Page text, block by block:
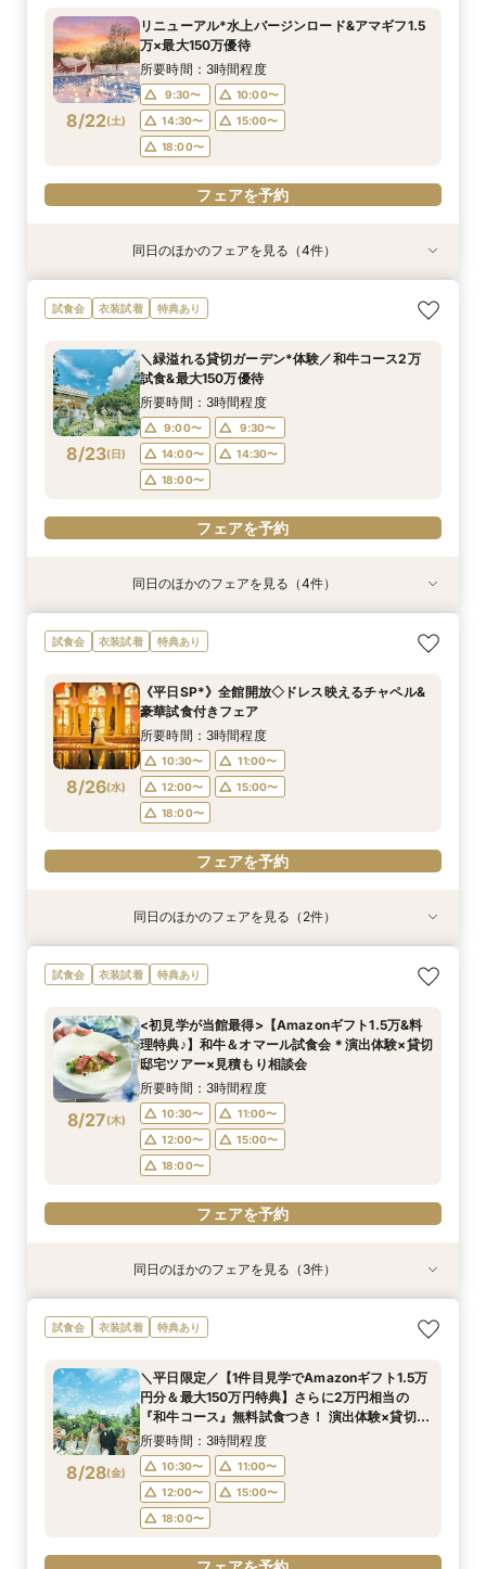
8/21(金)
10:30〜
11:00〜
12:00〜
15:00〜
18:00〜
フェアを予約
8/21(金)
10:30〜
11:00〜
12:00〜
15:00〜
18:00〜
フェアを予約
8/21(金)
10:30〜
11:00〜
15:00〜
16:00〜
フェアを予約
8/22(土)
リニューアル*水上バージンロード&アマギフ1.5
万×最大150万優待
所要時間：3時間程度
9:30〜
10:00〜
14:30〜
15:00〜
18:00〜
フェアを予約
特典あり 動画あり
8/22(土)
【マイナビBIG限定フェア】《初見学におすすめ
◎》イメージが膨らむ*花嫁ALL体験&絶品試食
9:30〜
10:00〜
14:30〜
15:00〜
18:00〜
フェアを予約
特典あり
8/22(土)
【料理重視の方へ◎】和牛&オマール試食*料理
特典付*2.5h相談会
9:30〜
10:00〜
14:30〜
15:00〜
フェアを予約
特典あり
8/22(土)
ご予算重視の方へ◆シンプル婚＆パパママ婚◆お
見積徹底サポート
9:00〜
9:30〜
14:00〜
14:30〜
フェアを予約
特典あり
8/22(土)
【10～30名*少人数検討の方へ】貸切邸宅で叶え
るアットホームW×豪華試食
9:00〜
9:30〜
14:00〜
14:30〜
18:00〜
フェアを予約
同日のほかのフェアを見る（4件）
試食会 衣装試着 特典あり
8/23(日)
＼緑溢れる貸切ガーデン*体験／和牛コース2万
試食&最大150万優待
所要時間：3時間程度
9:00〜
9:30〜
14:00〜
14:30〜
18:00〜
フェアを予約
特典あり
8/23(日)
ご予算重視の方へ◆シンプル婚＆パパママ婚◆お
見積徹底サポート
9:00〜
9:30〜
14:00〜
14:30〜
フェアを予約
特典あり
8/23(日)
【10～30名*少人数検討の方へ】貸切邸宅で叶え
るアットホームW×豪華試食
9:00〜
9:30〜
14:00〜
14:30〜
18:00〜
フェアを予約
特典あり
8/23(日)
【全館貸切◇ペット婚におすすめ】豪華試食×
ペット衣装付フェア
9:00〜
9:30〜
14:00〜
14:30〜
フェアを予約
特典あり
8/23(日)
【初見学でも安心♪】会場見学ツアー×絶品試食×
見積り相談会
9:00〜
9:30〜
14:00〜
14:30〜
18:00〜
フェアを予約
同日のほかのフェアを見る（4件）
試食会 衣装試着 特典あり
8/26(水)
《平日SP*》全館開放◇ドレス映えるチャペル&
豪華試食付きフェア
所要時間：3時間程度
10:30〜
11:00〜
12:00〜
15:00〜
18:00〜
フェアを予約
衣装試着 特典あり
8/26(水)
＜初めての式場見学＞心躍る花嫁の第一歩♪ゆっ
たり相談＆見学会
10:30〜
11:00〜
12:00〜
15:00〜
18:00〜
フェアを予約
特典あり
8/26(水)
<30名までの少人数Wに◎>貸切邸宅で叶えるカ
ジュアル婚×試食会
10:30〜
11:00〜
12:00〜
15:00〜
18:00〜
フェアを予約
同日のほかのフェアを見る（2件）
試食会 衣装試着 特典あり
8/27(木)
<初見学が当館最得>【Amazonギフト1.5万&料
理特典♪】和牛＆オマール試食会＊演出体験×貸切
邸宅ツアー×見積もり相談会
所要時間：3時間程度
10:30〜
11:00〜
12:00〜
15:00〜
18:00〜
フェアを予約
衣装試着 特典あり
8/27(木)
＜初めての式場見学＞心躍る花嫁の第一歩♪ゆっ
たり相談＆見学会
10:30〜
11:00〜
12:00〜
15:00〜
18:00〜
フェアを予約
特典あり
8/27(木)
<30名までの少人数Wに◎>貸切邸宅で叶えるカ
ジュアル婚×試食会
10:30〜
11:00〜
12:00〜
15:00〜
18:00〜
フェアを予約
8/27(木)
直前予約OK◆クイック相談会◆90分でParty見
学＆見積り&会場比較
10:30〜
11:00〜
15:00〜
16:00〜
フェアを予約
同日のほかのフェアを見る（3件）
試食会 衣装試着 特典あり
8/28(金)
＼平日限定／【1件目見学でAmazonギフト1.5万
円分＆最大150万円特典】さらに2万円相当の
『和牛コース』無料試食つき！ 演出体験×貸切邸
宅ツアー×見積もり相談会
所要時間：3時間程度
10:30〜
11:00〜
12:00〜
15:00〜
18:00〜